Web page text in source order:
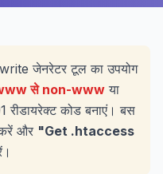
जेनरेटर टूल का उपयोग
से non-www या
रीडायरेक्ट कोड बनाएं। बस
करें और "Get .htaccess